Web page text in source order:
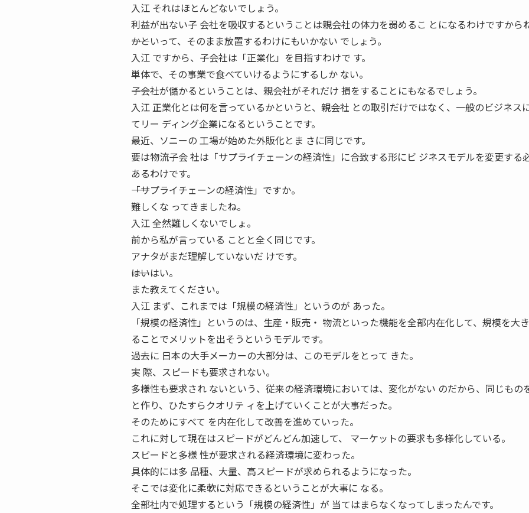
入江 それはほとんどないでしょう。
利益が出ない子 会社を吸収するということは親会社の体力を弱めるこ とになるわけですから
――かといって、そのまま放置するわけにもいかない でしょう。
入江 ですから、子会社は「正業化」を目指すわけで す。
単体で、その事業で食べていけるようにするしか ない。
――子会社が儲かるということは、親会社がそれだけ 損をすることにもなるでしょう。
入江 正業化とは何を言っているかというと、親会社 との取引だけではなく、一般のビジネス
てリー ディング企業になるということです。
最近、ソニーの 工場が始めた外販化とま さに同じです。
要は物流子会 社は「サプライチェーンの経済性」に合致する形にビ ジネスモデルを変更する
あるわけです。
――「サプライチェーンの経済性」ですか。
難しくな ってきましたね。
入江 全然難しくないでしょ。
前から私が言っている ことと全く同じです。
アナタがまだ理解していないだ けです。
――はいはい。
また教えてください。
入江 まず、これまでは「規模の経済性」というのが あった。
「規模の経済性」というのは、生産・販売・ 物流といった機能を全部内在化して、規模を大
ることでメリットを出そうというモデルです。
過去に 日本の大手メーカーの大部分は、このモデルをとって きた。
実 際、スピードも要求されない。
多様性も要求され ないという、従来の経済環境においては、変化がない のだから、同じもの
と作り、ひたすらクオリテ ィを上げていくことが大事だった。
そのためにすべて を内在化して改善を進めていった。
これに対して現在はスピードがどんどん加速して、 マーケットの要求も多様化している。
スピードと多様 性が要求される経済環境に変わった。
具体的には多 品種、大量、高スピードが求められるようになった。
そこでは変化に柔軟に対応できるということが大事に なる。
全部社内で処理するという「規模の経済性」が 当てはまらなくなってしまったんです。